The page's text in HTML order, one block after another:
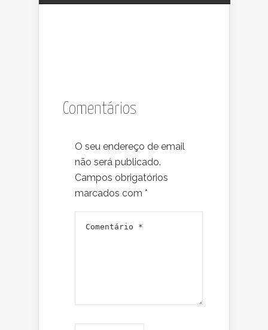
Comentários
O seu endereço de email
não será publicado.
Campos obrigatórios
marcados com *